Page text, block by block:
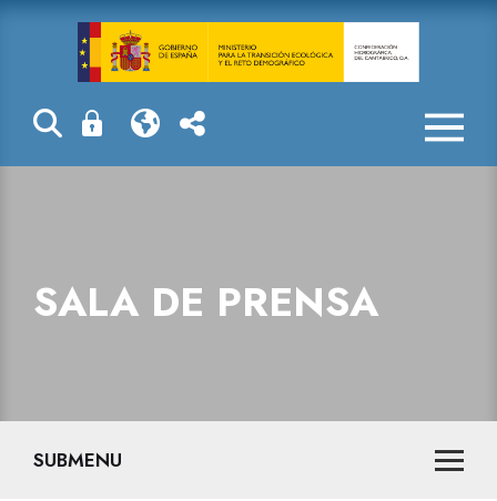
Sala de prensa
SALA DE PRENSA
SUBMENU